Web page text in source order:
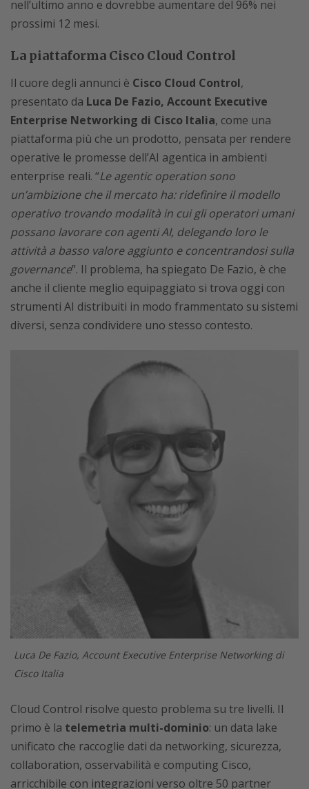
nell’ultimo anno e dovrebbe aumentare del 96% nei
prossimi 12 mesi.
La piattaforma Cisco Cloud Control
Il cuore degli annunci è Cisco Cloud Control,
presentato da Luca De Fazio, Account Executive
Enterprise Networking di Cisco Italia, come una
piattaforma più che un prodotto, pensata per rendere
operative le promesse dell’AI agentica in ambienti
enterprise reali. “Le agentic operation sono
un’ambizione che il mercato ha: ridefinire il modello
operativo trovando modalità in cui gli operatori umani
possano lavorare con agenti AI, delegando loro le
attività a basso valore aggiunto e concentrandosi sulla
governance”. Il problema, ha spiegato De Fazio, è che
anche il cliente meglio equipaggiato si trova oggi con
strumenti AI distribuiti in modo frammentato su sistemi
diversi, senza condividere uno stesso contesto.
Luca De Fazio, Account Executive Enterprise Networking di
Cisco Italia
Cloud Control risolve questo problema su tre livelli. Il
primo è la telemetria multi-dominio: un data lake
unificato che raccoglie dati da networking, sicurezza,
collaboration, osservabilità e computing Cisco,
arricchibile con integrazioni verso oltre 50 partner